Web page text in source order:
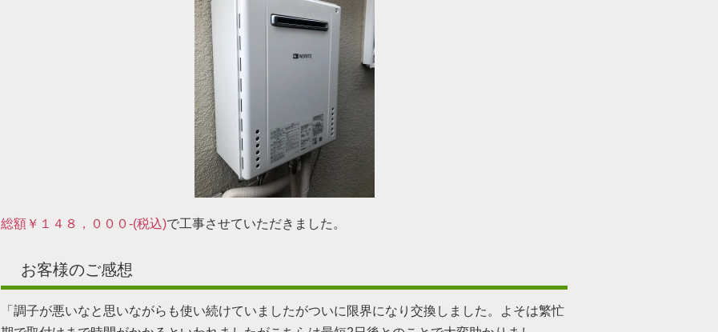
総額￥１４８，０００-(税込)で工事させていただきました。
お客様のご感想
「調子が悪いなと思いながらも使い続けていましたがついに限界になり交換しました。よそは繁忙